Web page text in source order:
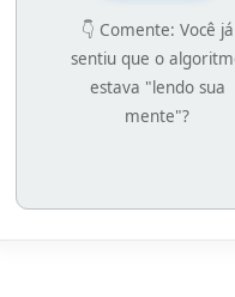
👇 Comente: Você já
sentiu que o
estava "lendo sua
mente"?